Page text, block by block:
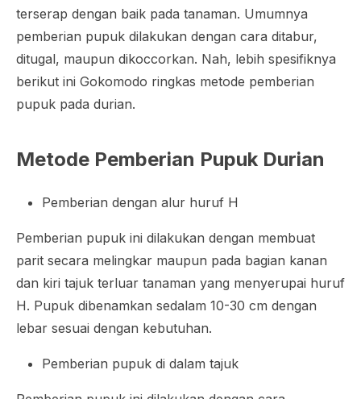
terserap dengan baik pada tanaman. Umumnya
pemberian pupuk dilakukan dengan cara ditabur,
ditugal, maupun dikoccorkan. Nah, lebih spesifiknya
berikut ini Gokomodo ringkas metode pemberian
pupuk pada durian.
Metode Pemberian Pupuk Durian
Pemberian dengan alur huruf H
Pemberian pupuk ini dilakukan dengan membuat
parit secara melingkar maupun pada bagian kanan
dan kiri tajuk terluar tanaman yang menyerupai huruf
H. Pupuk dibenamkan sedalam 10-30 cm dengan
lebar sesuai dengan kebutuhan.
Pemberian pupuk di dalam tajuk